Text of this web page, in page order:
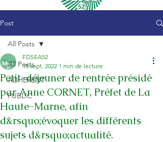
Post
All Posts
ADHERENT
PUBLIC
All Posts
Petit-déjeuner de rentrée présidé
par Anne CORNET, Préfet de La
Haute-Marne, afin
d&rsquo;évoquer les différents
sujets d&rsquo;actualité.
FDSEA52
15 sept. 2022 1 min de lecture